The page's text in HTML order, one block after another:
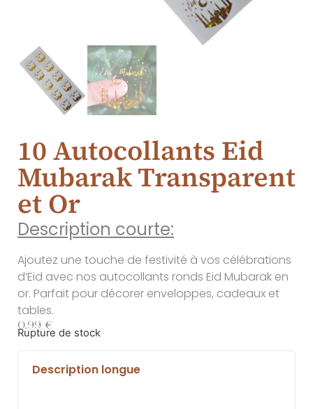
10 Autocollants Eid
Mubarak Transparent
et Or
Description courte:
Ajoutez une touche de festivité à vos célébrations
d’Eid avec nos autocollants ronds Eid Mubarak en
or. Parfait pour décorer enveloppes, cadeaux et
tables.
0.99 €
Rupture de stock
Description longue